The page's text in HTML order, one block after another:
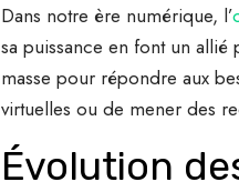
Dans notre ère numérique, l’
sa puissance en font un
masse pour répondre aux
virtuelles ou de mener des
Évolution